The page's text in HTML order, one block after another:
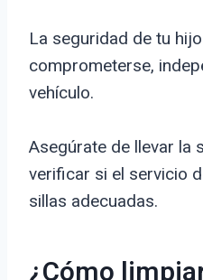
La seguridad de tu
comprometerse,
vehículo.
Asegúrate de llevar la
verificar si el servicio
sillas adecuadas.